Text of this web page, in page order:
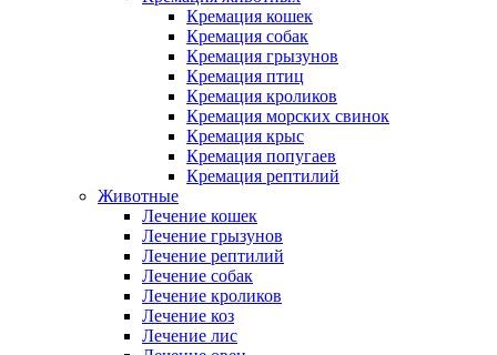
Кремация кошек
Кремация собак
Кремация грызунов
Кремация птиц
Кремация кроликов
Кремация морских свинок
Кремация крыс
Кремация попугаев
Кремация рептилий
Животные
Лечение кошек
Лечение грызунов
Лечение рептилий
Лечение собак
Лечение кроликов
Лечение коз
Лечение лис